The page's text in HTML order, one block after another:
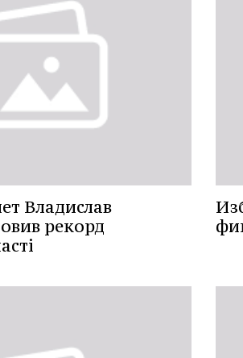
Владислав
рекорд